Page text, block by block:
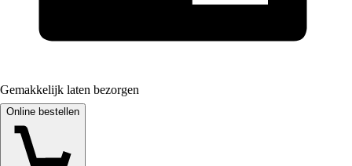
Gemakkelijk laten bezorgen
Online bestellen